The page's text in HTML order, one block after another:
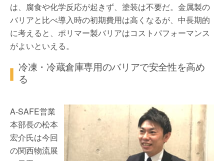
は、腐食や化学反応が起きず、塗装は不要だ。金属製の
バリアと比べ導入時の初期費用は高くなるが、中長期的
に考えると、ポリマー製バリアはコストパフォーマンス
がよいといえる。
冷凍・冷蔵倉庫専用のバリアで安全性を高め
る
A-SAFE営業
本部長の松本
宏介氏は今回
の関西物流展